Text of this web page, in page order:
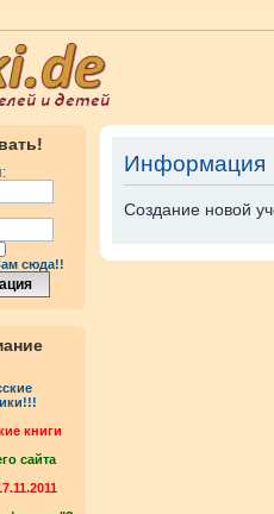
сюда!!
книги
сайта
Информация
Создание новой